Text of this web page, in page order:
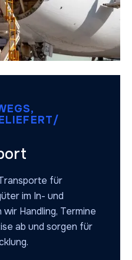
für
im In- und
Handling, Termine
ab und sorgen für